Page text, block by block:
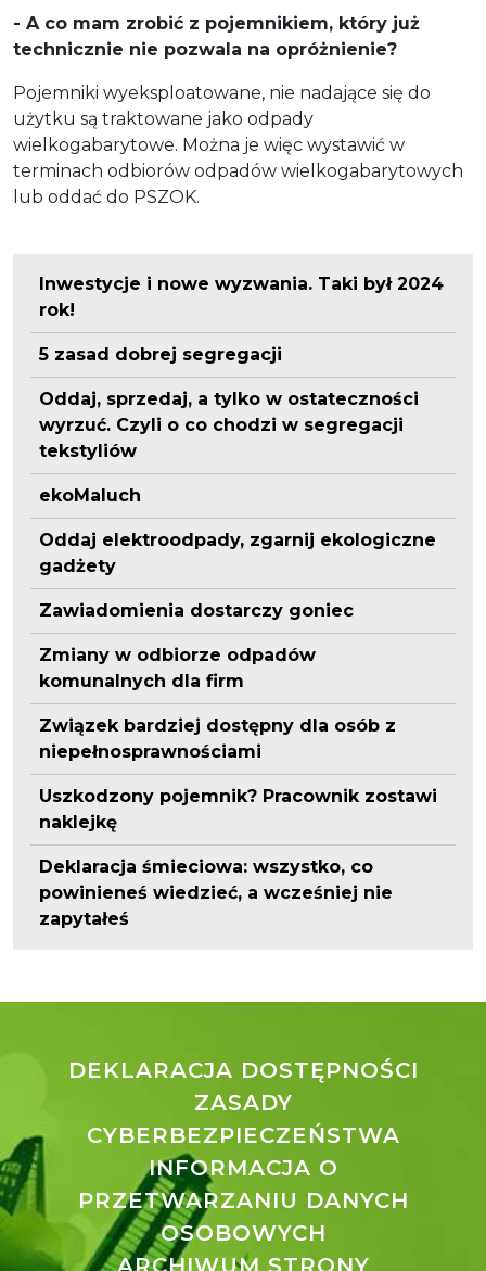
- A co mam zrobić z pojemnikiem, który już
technicznie nie pozwala na opróżnienie?
Pojemniki wyeksploatowane, nie nadające się do
użytku są traktowane jako odpady
wielkogabarytowe. Można je więc wystawić w
terminach odbiorów odpadów wielkogabarytowych
lub oddać do PSZOK.
Inwestycje i nowe wyzwania. Taki był 2024
rok!
5 zasad dobrej segregacji
Oddaj, sprzedaj, a tylko w ostateczności
wyrzuć. Czyli o co chodzi w segregacji
tekstyliów
ekoMaluch
Oddaj elektroodpady, zgarnij ekologiczne
gadżety
Zawiadomienia dostarczy goniec
Zmiany w odbiorze odpadów
komunalnych dla firm
Związek bardziej dostępny dla osób z
niepełnosprawnościami
Uszkodzony pojemnik? Pracownik zostawi
naklejkę
Deklaracja śmieciowa: wszystko, co
powinieneś wiedzieć, a wcześniej nie
zapytałeś
DEKLARACJA DOSTĘPNOŚCI
ZASADY
CYBERBEZPIECZEŃSTWA
INFORMACJA O
PRZETWARZANIU DANYCH
OSOBOWYCH
ARCHIWUM STRONY